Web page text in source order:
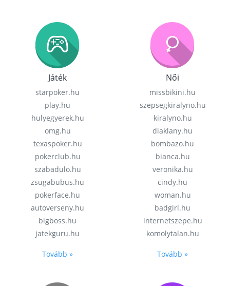
Játék
starpoker.hu
play.hu
hulyegyerek.hu
omg.hu
texaspoker.hu
pokerclub.hu
szabadulo.hu
zsugabubus.hu
pokerface.hu
autoverseny.hu
bigboss.hu
jatekguru.hu
Tovább »
Női
missbikini.hu
szepsegkiralyno.hu
kiralyno.hu
diaklany.hu
bombazo.hu
bianca.hu
veronika.hu
cindy.hu
woman.hu
badgirl.hu
internetszepe.hu
komolytalan.hu
Tovább »